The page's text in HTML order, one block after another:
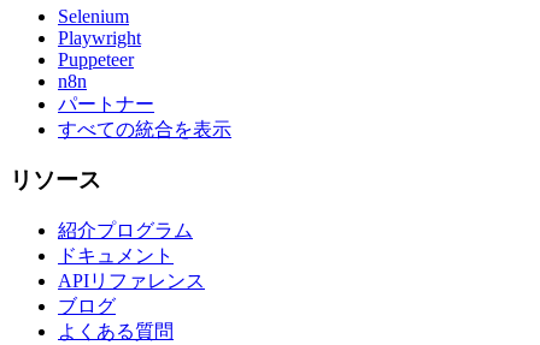
Selenium
Playwright
Puppeteer
n8n
パートナー
すべての統合を表示
リソース
紹介プログラム
ドキュメント
APIリファレンス
ブログ
よくある質問